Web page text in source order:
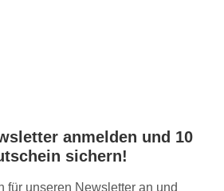
anmelden und 10
sichern!
für unseren Newsletter an und